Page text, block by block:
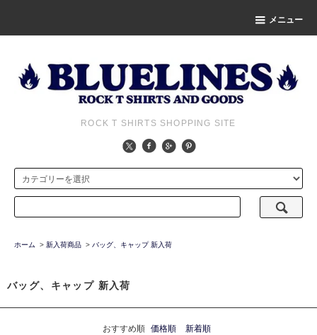
メニュー
ROCK T SHIRTS SHOPPING SITE
ホーム > 新入荷商品 > バッグ、キャップ 新入荷
バッグ、キャップ 新入荷
おすすめ順 価格順 新着順